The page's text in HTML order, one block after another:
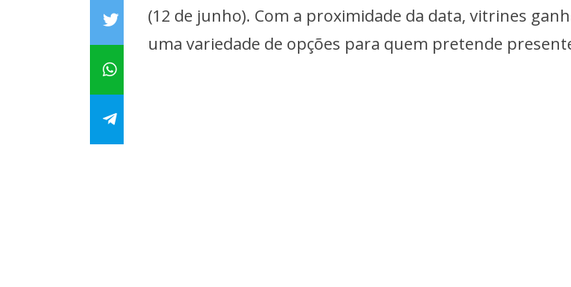
(12 de junho). Com a proximidade da data, vitrines
uma variedade de opções para quem pretende